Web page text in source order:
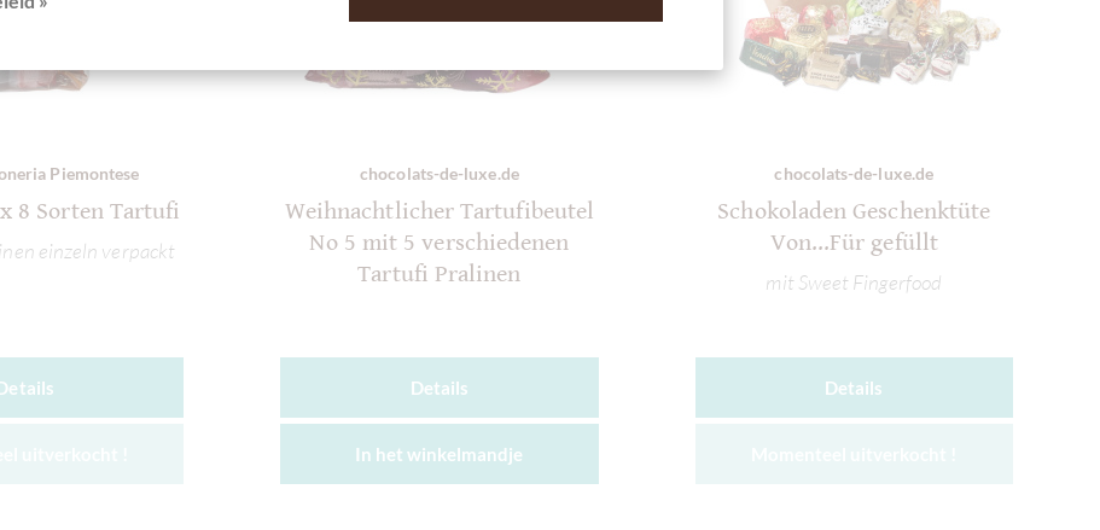
Piemontese
8 Sorten Tartufi
einzeln verpackt
chocolats-de-luxe.de
Weihnachtlicher Tartufibeutel
No 5 mit 5 verschiedenen
Tartufi Pralinen
Details
In het winkelmandje
chocolats-de-luxe.de
Schokoladen Geschenktüte
Von...Für gefüllt
mit Sweet Fingerfood
Details